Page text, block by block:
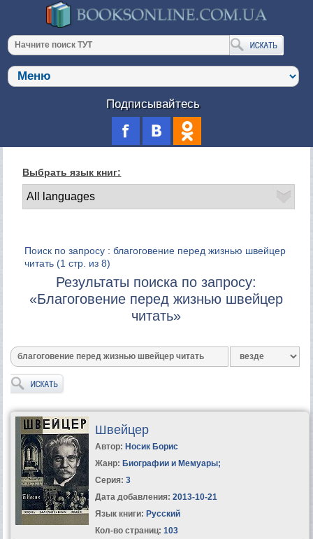
Подписывайтесь
Выбрать язык книг:
Поиск по запросу : благоговение перед жизнью швейцер
читать (1 стр. из 8)
Результаты поиска по запросу:
«Благоговение перед жизнью швейцер
читать»
Швейцер
Автор: Носик Борис
Жанр: Биографии и Мемуары;
Серия: 3
Дата добавления: 2013-10-21
Язык книги: Русский
Кол-во страниц: 103